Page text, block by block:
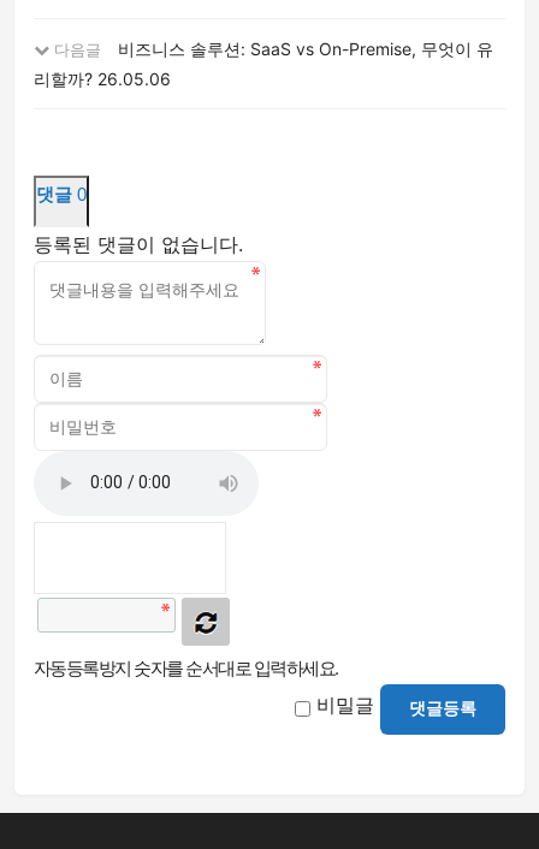
다음글
비즈니스 솔루션: SaaS vs On-Premise, 무엇이 유
리할까? 26.05.06
댓글 0
등록된 댓글이 없습니다.
자동등록방지 숫자를 순서대로 입력하세요.
비밀글 댓글등록